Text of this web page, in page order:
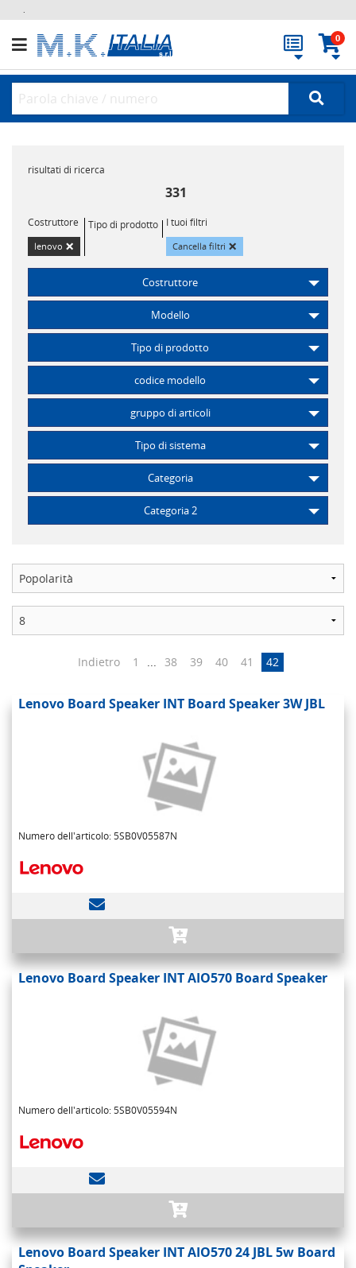
.
0
risultati di ricerca
331
Costruttore
lenovo ×
Tipo di prodotto I tuoi filtri
Cancella filtri ×
Costruttore
Modello
Tipo di prodotto
codice modello
gruppo di articoli
Tipo di sistema
Categoria
Categoria 2
Indietro 1 ... 38 39 40 41 42
Lenovo Board Speaker INT Board Speaker 3W JBL
Numero dell'articolo: 5SB0V05587N
Lenovo Board Speaker INT AIO570 Board Speaker
Numero dell'articolo: 5SB0V05594N
Lenovo Board Speaker INT AIO570 24 JBL 5w Board